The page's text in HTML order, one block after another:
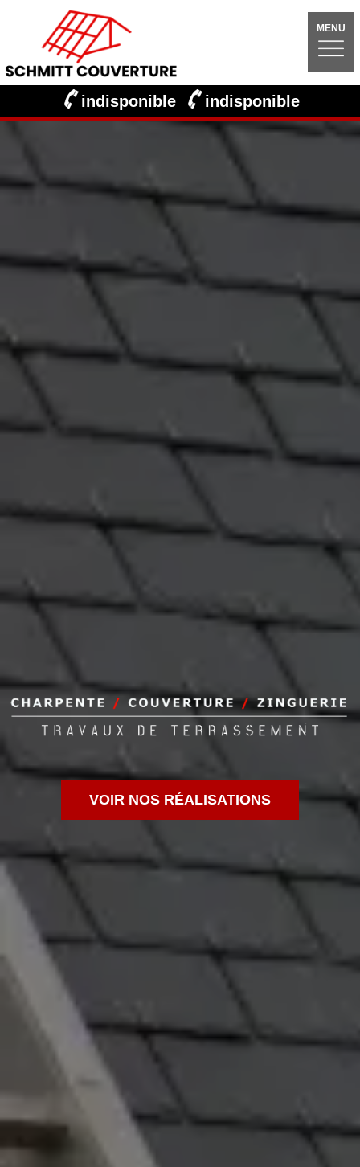
MENU
indisponible indisponible
VOIR NOS RÉALISATIONS